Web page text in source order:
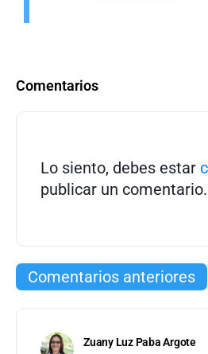
Comentarios
Lo siento, debes estar
publicar un comentario.
Comentarios anteriores
Zuany Luz Paba Argote